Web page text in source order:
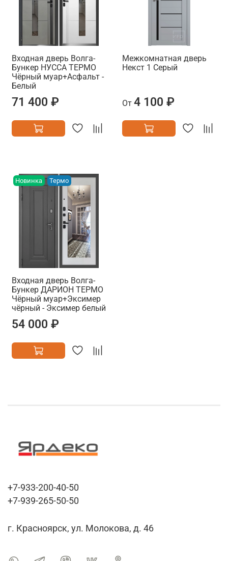
Входная дверь Волга-
Бункер НУССА ТЕРМО
Чёрный муар+Асфальт -
Белый
71 400 ₽
Межкомнатная дверь
Некст 1 Серый
От 4 100 ₽
Новинка Термо
Входная дверь Волга-
Бункер ДАРИОН ТЕРМО
Чёрный муар+Эксимер
чёрный - Эксимер белый
54 000 ₽
+7-933-200-40-50
+7-939-265-50-50
г. Красноярск, ул. Молокова, д. 46